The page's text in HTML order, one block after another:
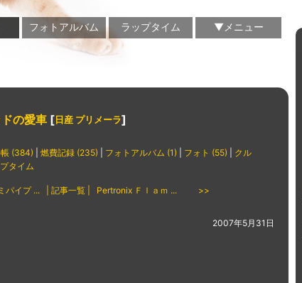
フォトアルバム ラップタイム ▼メニュー
の愛車 [日産 プリメーラ]
(384) 燃費記録 (235) フォトアルバム (1) フォト (55)
クル
タイム
パイプ ... | 記事一覧 | Pertronix Ｆｌａｍ ... >>
2007年5月31日